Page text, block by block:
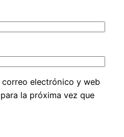
correo electrónico y web
la próxima vez que